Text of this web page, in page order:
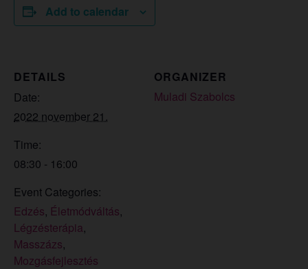
Add to calendar
DETAILS
Date:
2022 november 21.
Time:
08:30 - 16:00
Event Categories:
Edzés, Életmódváltás,
Légzésterápia,
Masszázs,
Mozgásfejlesztés
ORGANIZER
Muladi Szabolcs